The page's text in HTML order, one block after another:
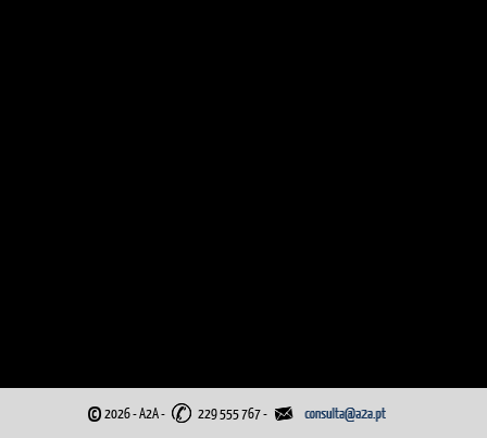
©2026 - A2A- 229 555 767 -